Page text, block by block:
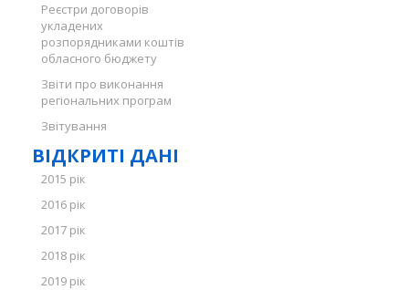
Реєстри договорів
укладених
розпорядниками коштів
обласного бюджету
Звіти про виконання
регіональних програм
Звітування
ВІДКРИТІ ДАНІ
2015 рік
2016 рік
2017 рік
2018 рік
2019 рік